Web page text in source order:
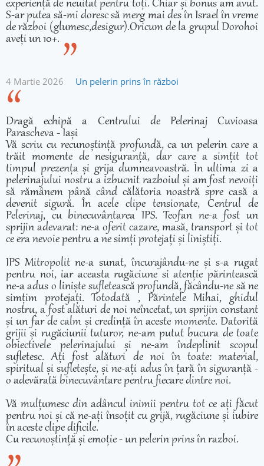
experiență de neuitat pentru toți. Chiar și bonus am avut.
S-ar putea să-mi doresc să merg mai des în Israel în vreme
de război (glumesc,desigur).Oricum de la grupul Dorohoi
aveți un 10+.
4 Martie 2026 Un pelerin prins în război
Dragă echipă a Centrului de Pelerinaj Cuvioasa
Parascheva - Iași
Vă scriu cu recunoștință profundă, ca un pelerin care a
trăit momente de nesiguranță, dar care a simțit tot
timpul prezența și grija dumneavoastră. În ultima zi a
pelerinajului nostru a izbucnit razboiul și am fost nevoiți
să rămânem până când călătoria noastră spre casă a
devenit sigură. În acele clipe tensionate, Centrul de
Pelerinaj, cu binecuvântarea IPS. Teofan ne-a fost un
sprijin adevarat: ne-a oferit cazare, masă, transport și tot
ce era nevoie pentru a ne simți protejați și liniștiți.
IPS Mitropolit ne-a sunat, încurajându-ne și s-a rugat
pentru noi, iar aceasta rugăciune si atenție părintească
ne-a adus o liniște sufletească profundă, făcându-ne să ne
simțim protejați. Totodată , Părintele Mihai, ghidul
nostru, a fost alături de noi neîncetat, un sprijin constant
și un far de calm și credință în aceste momente. Datorită
grijii și rugăciunii tuturor, ne-am putut bucura de toate
obiectivele pelerinajului și ne-am îndeplinit scopul
sufletesc. Ați fost alături de noi în toate: material,
spiritual și sufletește, și ne-ați adus în țară în siguranță -
o adevărată binecuvântare pentru fiecare dintre noi.
Vă mulțumesc din adâncul inimii pentru tot ce ați făcut
pentru noi și că ne-ați însoțit cu grijă, rugăciune și iubire
în aceste clipe dificile.
Cu recunoștință și emoție - un pelerin prins în razboi.